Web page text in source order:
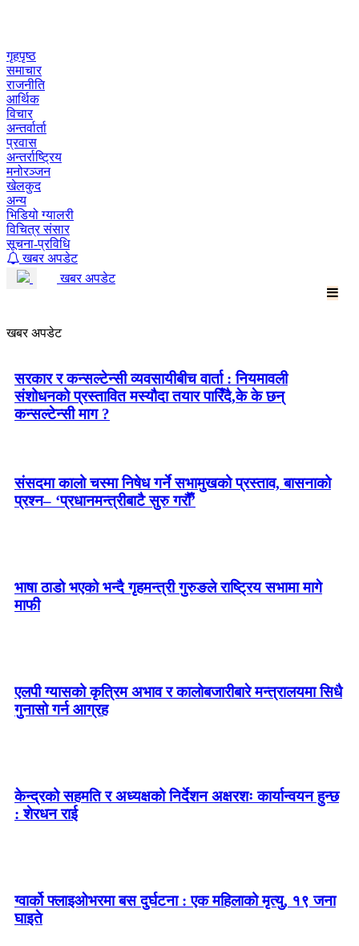
गृहपृष्ठ
समाचार
राजनीति
आर्थिक
विचार
अन्तर्वार्ता
प्रवास
अन्तर्राष्ट्रिय
मनोरञ्जन
खेलकुद
अन्य
भिडियो ग्यालरी
विचित्र संसार
सूचना-प्रविधि
खबर अपडेट
खबर अपडेट
खबर अपडेट
सरकार र कन्सल्टेन्सी व्यवसायीबीच वार्ता : नियमावली
संशोधनको प्रस्तावित मस्यौदा तयार पारिँदै,के के छन्
कन्सल्टेन्सी माग ?
संसदमा कालो चस्मा निषेध गर्ने सभामुखको प्रस्ताव, बासनाको
प्रश्न– ‘प्रधानमन्त्रीबाटै सुरु गरौँ’
भाषा ठाडो भएको भन्दै गृहमन्त्री गुरुङले राष्ट्रिय सभामा मागे
माफी
एलपी ग्यासको कृत्रिम अभाव र कालोबजारीबारे मन्त्रालयमा सिधै
गुनासो गर्न आग्रह
केन्द्रको सहमति र अध्यक्षको निर्देशन अक्षरशः कार्यान्वयन हुन्छ
: शेरधन राई
ग्वार्को फ्लाइओभरमा बस दुर्घटना : एक महिलाको मृत्यु, १९ जना
घाइते